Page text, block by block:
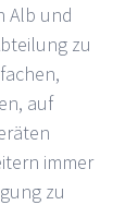
Alb und
zu
auf
immer
zu